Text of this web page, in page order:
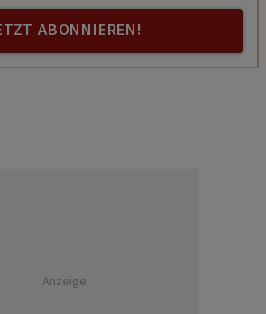
ABONNIEREN!
Anzeige